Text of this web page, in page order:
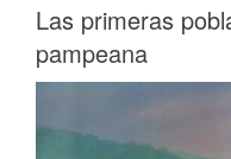
Las primeras
pampeana